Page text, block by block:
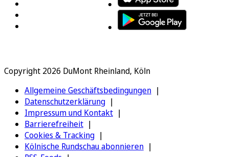
Copyright 2026 DuMont Rheinland, Köln
Allgemeine Geschäftsbedingungen
Datenschutzerklärung
Impressum und Kontakt
Barrierefreiheit
Cookies & Tracking
Kölnische Rundschau abonnieren